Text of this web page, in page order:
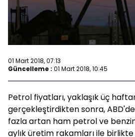
01 Mart 2018, 07:13
Güncelleme : 01 Mart 2018, 10:45
Petrol fiyatları, yaklaşık üç
gerçekleştirdikten sonra,
fazla artan ham petrol ve
aylık üretim rakamları ile birlikte